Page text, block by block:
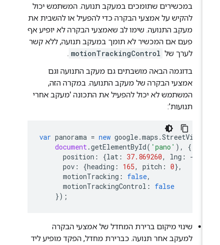
במכשירים שתומכים במעקב תנועה. המשתמש יכול
להקיש על אמצעי הבקרה כדי להפעיל או להשבית את
מעקב התנועה. שימו לב שאמצעי הבקרה לא יופיע אף
פעם אם המכשיר לא תומך במעקב תנועה, ללא קשר
לערך של motionTrackingControl
.
בדוגמה הבאה מושבתים גם מעקב התנועה וגם
אמצעי הבקרה של מעקב התנועה. במקרה הזה,
המשתמש לא יכול להפעיל את התכונה 'מעקב אחרי
תנועות':
var panorama = new google.maps.
document.getElementById('pano' ),
position: { lat: 37.869260, lng
pov: {heading: 165, pitch:
motionTracking: false
motionTrackingControl: false
שינוי מיקום ברירת המחדל של אמצעי הבקרה
למעקב אחר תנועה. כברירת מחדל, הפקד מופיע ליד